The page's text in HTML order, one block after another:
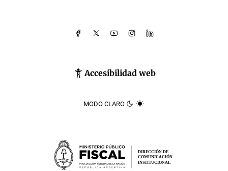
Accesibilidad web
MODO CLARO
DIRECCIÓN DE
COMUNICACIÓN
INSTITUCIONAL